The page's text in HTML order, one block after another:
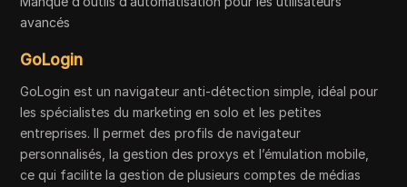
avancés
GoLogin
GoLogin est un navigateur anti-détection simple, idéal pour
les spécialistes du marketing en solo et les petites
entreprises. Il permet des profils de navigateur
personnalisés, la gestion des proxys et l’émulation mobile,
ce qui facilite la gestion de plusieurs comptes de médias